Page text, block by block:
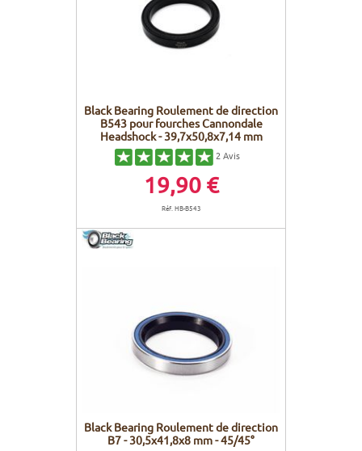
Black Bearing Roulement de direction
B543 pour fourches Cannondale
Headshock - 39,7x50,8x7,14 mm
2 Avis
19,90 €
Réf. HB-B543
Black Bearing Roulement de direction
B7 - 30,5x41,8x8 mm - 45/45°